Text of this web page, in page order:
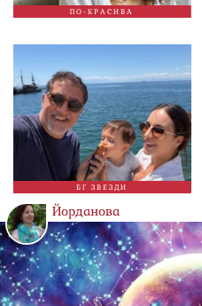
ПО-КРАСИВА
БГ ЗВЕЗДИ
Йорданова